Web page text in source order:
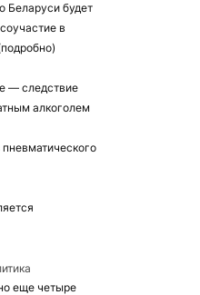
Беларуси будет
в
— следствие
алкоголем
еще четыре